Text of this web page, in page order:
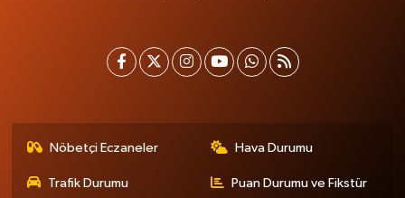
Nöbetçi Eczaneler Hava Durumu
Trafik Durumu Puan Durumu ve Fikstür